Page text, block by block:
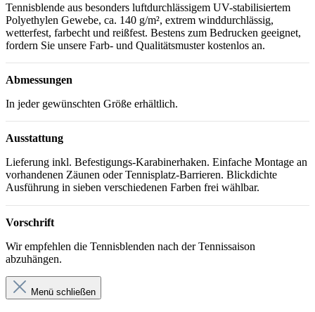
Tennisblende aus besonders luftdurchlässigem UV-stabilisiertem
Polyethylen Gewebe, ca. 140 g/m², extrem winddurchlässig,
wetterfest, farbecht und reißfest. Bestens zum Bedrucken geeignet,
fordern Sie unsere Farb- und Qualitätsmuster kostenlos an.
Abmessungen
In jeder gewünschten Größe erhältlich.
Ausstattung
Lieferung inkl. Befestigungs-Karabinerhaken. Einfache Montage an
vorhandenen Zäunen oder Tennisplatz-Barrieren. Blickdichte
Ausführung in sieben verschiedenen Farben frei wählbar.
Vorschrift
Wir empfehlen die Tennisblenden nach der Tennissaison
abzuhängen.
Menü schließen